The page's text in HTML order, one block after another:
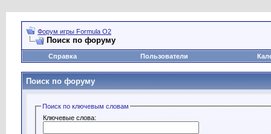
Форум игры Formula O2
Поиск по форуму
Справка Пользователи
Поиск по форуму
Поиск по ключевым словам
Ключевые слова: